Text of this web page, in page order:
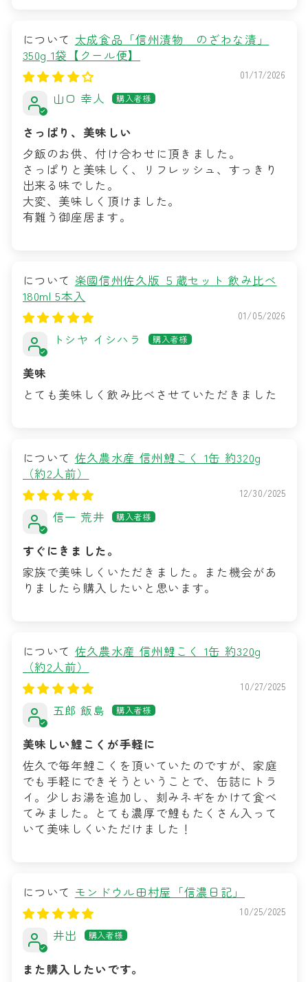
太成食品「信州漬物 のざわな漬」
350g 1袋【クール便】
01/17/2026
山口 幸人
さっぱり、美味しい
夕飯のお供、付け合わせに頂きました。
さっぱりと美味しく、リフレッシュ、すっきり
出来る味でした。
大変、美味しく頂けました。
有難う御座居ます。
楽國信州佐久版 ５蔵セット 飲み比べ
180ml 5本入
01/05/2026
トシヤ イシハラ
美味
とても美味しく飲み比べさせていただきました
佐久農水産 信州鯉こく 1缶 約320g
（約2人前）
12/30/2025
信一 荒井
すぐにきました。
家族で美味しくいただきました。また機会があ
りましたら購入したいと思います。
佐久農水産 信州鯉こく 1缶 約320g
（約2人前）
10/27/2025
五郎 飯島
美味しい鯉こくが手軽に
佐久で毎年鯉こくを頂いていたのですが、家庭
でも手軽にできそうということで、缶詰にトラ
イ。少しお湯を追加し、刻みネギをかけて食べ
てみました。とても濃厚で鯉もたくさん入って
いて美味しくいただけました！
モンドウル田村屋「信濃日記」
10/25/2025
井出
また購入したいです。